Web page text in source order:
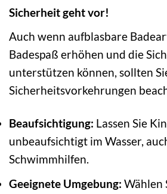
Sicherheit geht vor!
Auch wenn aufblasbare
Badespaß erhöhen und die
unterstützen können, sollten
Sicherheitsvorkehrungen
Beaufsichtigung: Lassen Sie
unbeaufsichtigt im Wasser,
Schwimmhilfen.
Geeignete Umgebung: Wählen